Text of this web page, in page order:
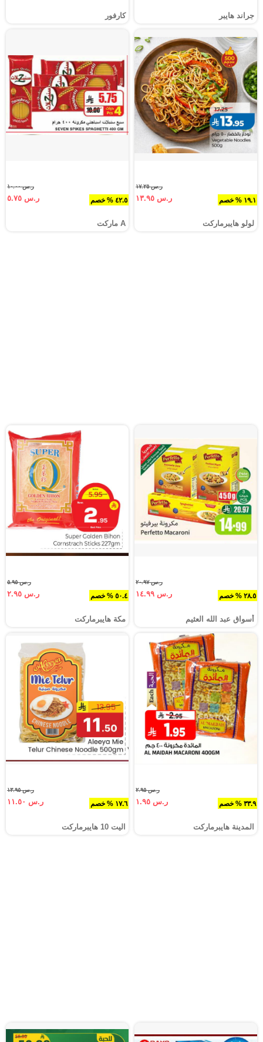
جراند هايبر كارفور
١٩.١ % خصم
ر.س ١٧.٢٥
ر.س ١٣.٩٥
لولو هايبرماركت
٤٢.٥ % خصم
ر.س ١٠.٠٠
ر.س ٥.٧٥
A ماركت
٢٨.٥ % خصم
ر.س ٢٠.٩٧
ر.س ١٤.٩٩
أسواق عبد الله العثيم
٥٠.٤ % خصم
ر.س ٥.٩٥
ر.س ٢.٩٥
مكة هايبرماركت
٣٣.٩ % خصم
ر.س ٢.٩٥
ر.س ١.٩٥
المدينة هايبرماركت
١٧.٦ % خصم
ر.س ١٣.٩٥
ر.س ١١.٥٠
اليت 10 هايبرماركت